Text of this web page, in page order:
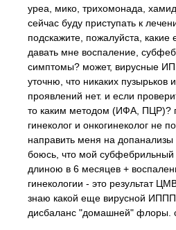
уреа, мико, трихомонада,
сейчас буду приступать к
подскажите, пожалуйста,
давать мне воспаление,
симптомы? может, вирусные
уточню, что никаких
проявлений нет. и если
то каким методом (ИФА, ПЦР)?
гинеколог и онкогинеколог не
направить меня на
боюсь, что мой субфебрильный
длиною в 6 месяцев +
гинекологии - это результат
знаю какой еще вирусной
дисбаланс "домашней" флоры.